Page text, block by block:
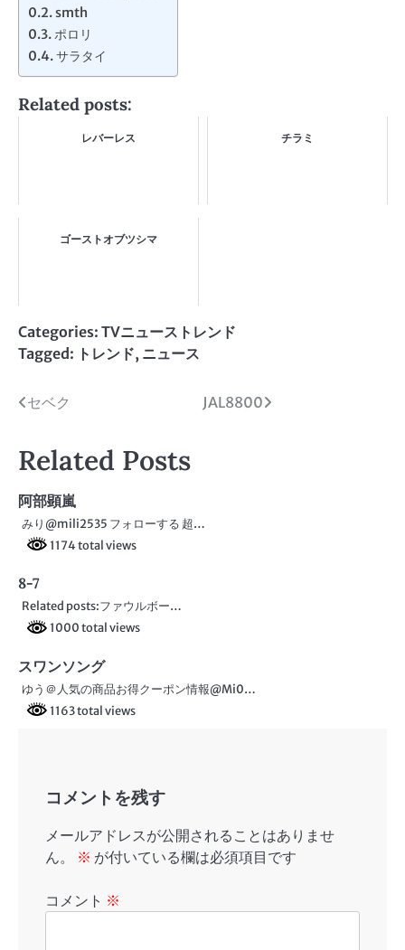
smth
ポロリ
サラタイ
Related posts:
レバーレス チラミ
ゴーストオブツシマ
Categories: TVニューストレンド
Tagged: トレンド, ニュース
投
ナ
ビ
ゲ
シ
ョ
ン
セベク JAL8800
Related Posts
阿部顕嵐
みり@mili2535 フォローする 超…
1174 total views
8-7
Related posts:ファウルボー…
1000 total views
スワンソング
ゆう＠人気の商品お得クーポン情報@Mi0…
1163 total views
コメントを残す
メールアドレスが公開されることはありませ
ん。
※ が付いている欄は必須項目です
コメント ※